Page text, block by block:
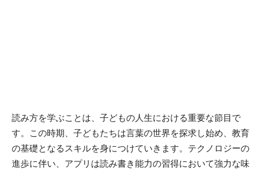
読み方を学ぶことは、子どもの人生における重要な節目で
す。この時期、子どもたちは言葉の世界を探求し始め、教育
の基礎となるスキルを身につけていきます。テクノロジーの
進歩に伴い、アプリは読み書き能力の習得において強力な味